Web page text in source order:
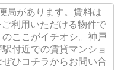
局があります。賃料は
利用いただける物件で
ここがイチオシ。神戸
付近での賃貸マンショ
ひコチラからお問い合